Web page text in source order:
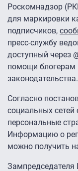
Роскомнадзор
для маркировки
подписчиков,
пресс-службу
доступный через
помощи блогерам
законодательства.
Согласно
социальных
персональные
Информацию о
можно получить
Зампредседателя